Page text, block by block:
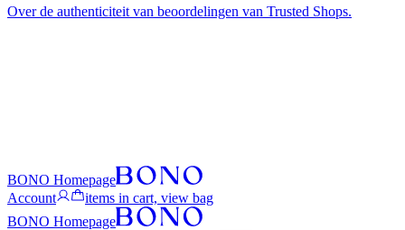
Over de authenticiteit van beoordelingen van Trusted Shops.
BONO Homepage
Account
items in cart, view bag
BONO Homepage